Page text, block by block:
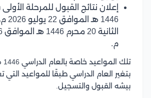
1446
م.
بتغير العام الدراسي طبقًا للمواعيد
بيشه القبول والتسجيل.